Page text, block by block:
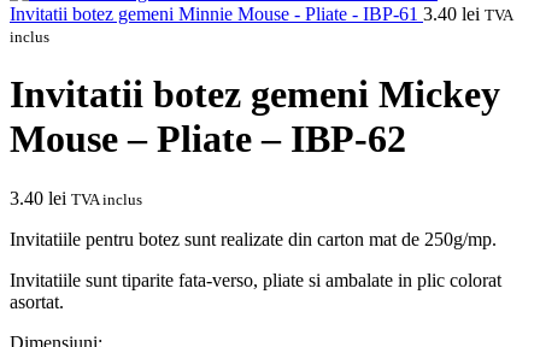
Invitatii botez gemeni Minnie Mouse - Pliate - IBP-61 3.40 lei TVA
inclus
Invitatii botez gemeni Mickey
Mouse – Pliate – IBP-62
3.40 lei TVA inclus
Invitatiile pentru botez sunt realizate din carton mat de 250g/mp.
Invitatiile sunt tiparite fata-verso, pliate si ambalate in plic colorat
asortat.
Dimensiuni: